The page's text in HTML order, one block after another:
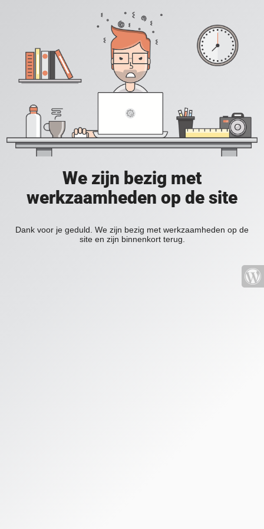
We zijn bezig met
werkzaamheden op de site
Dank voor je geduld. We zijn bezig met werkzaamheden op de
site en zijn binnenkort terug.